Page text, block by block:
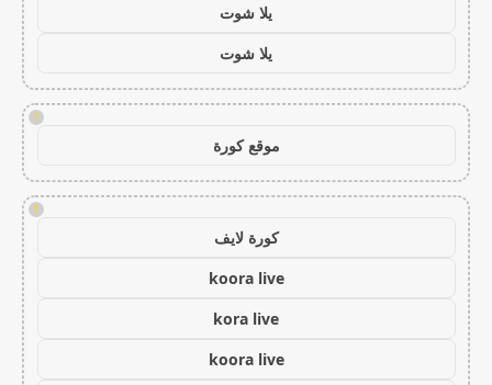
يلا شوت
يلا شوت
!
موقع كورة
!
كورة لايف
koora live
kora live
koora live